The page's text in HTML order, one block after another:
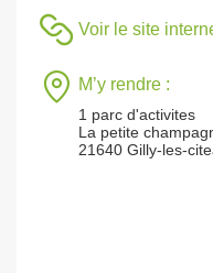
Voir le site
M’y rendre :
1 parc d'activites
La petite
21640 Gilly-les-